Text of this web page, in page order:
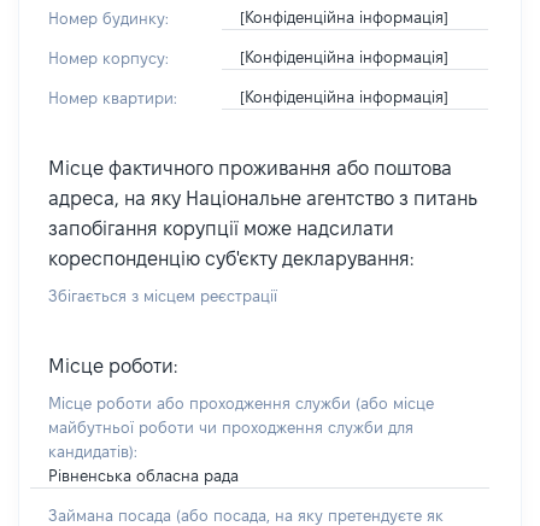
Номер будинку: [Конфіденційна інформація]
Номер корпусу: [Конфіденційна інформація]
Номер квартири: [Конфіденційна інформація]
Місце фактичного проживання або поштова
адреса, на яку Національне агентство з питань
запобігання корупції може надсилати
кореспонденцію суб'єкту декларування:
Збігається з місцем реєстрації
Місце роботи:
Місце роботи або проходження служби (або місце
майбутньої роботи чи проходження служби для
кандидатів):
Рівненська обласна рада
Займана посада (або посада, на яку претендуєте як